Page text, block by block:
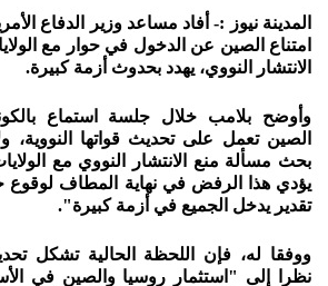
المدينة نيوز :- أفاد مساعد وزير الدفاع
امتناع الصين عن الدخول في حوار مع
الانتشار النووي، يهدد بحدوث أزمة كبيرة.
وأوضح بلامب خلال جلسة استماع
الصين تعمل على تحديث قواتها
بحث مسألة منع الانتشار النووي مع
يؤدي هذا الرفض في نهاية المطاف
تقدير يدخل الجميع في أزمة كبيرة".
ووفقا له، فإن اللحظة الحالية تشكل
نظرا إلى "استثمار روسيا والصين في